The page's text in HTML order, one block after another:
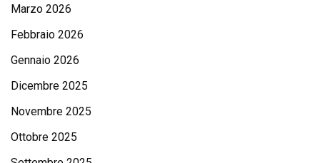
Marzo 2026
Febbraio 2026
Gennaio 2026
Dicembre 2025
Novembre 2025
Ottobre 2025